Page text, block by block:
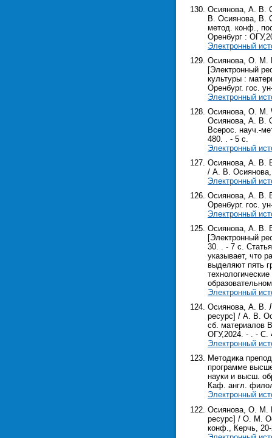
Осиянова, А. В.
В. Осиянова, В.
метод. конф.,
Оренбург :
Электронный
Осиянова, О. М.
[Электронный
культуры :
Оренбург. гос.
Электронный
Осиянова, О. М.
Осиянова, А. В.
Всерос. науч.-
480. . - 5 с.
Электронный
Осиянова, А. В.
/ А. В. Осиянова,
Электронный
Осиянова, А. В.
Оренбург. гос.
Электронный
Осиянова, А. В.
[Электронный
30. . - 7 с.
указывает, что
выделяют пять
Электронный
Осиянова, А. В.
ресурс] / А. В.
сб. материалов
ОГУ,2024. - . - С.
Электронный
Методика
программе
науки и высш.
Каф. англ.
Электронный
Осиянова, О. М.
ресурс] / О. М.
конф., Керчь,